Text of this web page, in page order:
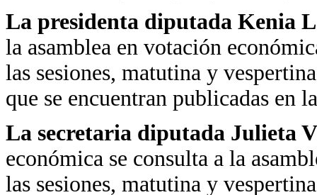
La presidenta diputada Kenia
la asamblea en votación
las sesiones, matutina y
que se encuentran publicadas en
La secretaria diputada Julieta
económica se consulta a la
las sesiones, matutina y